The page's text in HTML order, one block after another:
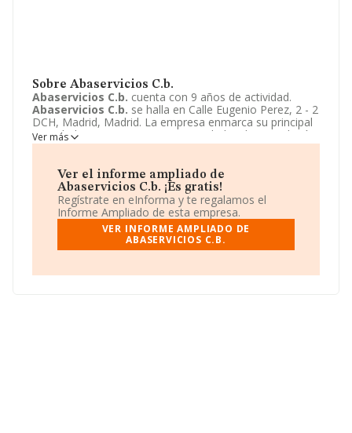
Sobre Abaservicios C.b.
Abaservicios C.b. cuenta con 9 años de actividad.
Abaservicios C.b. se halla en Calle Eugenio Perez, 2 - 2
DCH, Madrid, Madrid. La empresa enmarca su principal
actividad CNAE como 6220 - Actividades de consultoría
informática y gestión de instalaciones informáticas.
Comunidad de bienes.
Ver más
Ver el informe ampliado de
Abaservicios C.b. ¡Es gratis!
Regístrate en eInforma y te regalamos el
Informe Ampliado de esta empresa.
VER INFORME AMPLIADO DE
ABASERVICIOS C.B.